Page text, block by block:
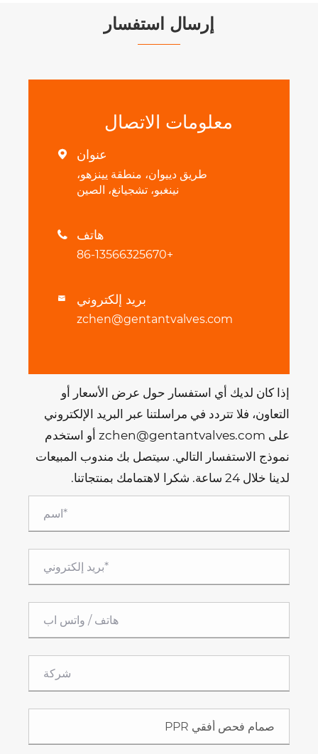
إرسال استفسار
معلومات الاتصال
 عنوان
طريق دييوان، منطقة يينزهو،
نينغبو، تشجيانغ، الصين
 هاتف
+86-13566325670
 بريد إلكتروني
zchen@gentantvalves.com
إذا كان لديك أي استفسار حول عرض الأسعار أو
التعاون، فلا تتردد في مراسلتنا عبر البريد الإلكتروني
على zchen@gentantvalves.com أو استخدم
نموذج الاستفسار التالي. سيتصل بك مندوب المبيعات
لدينا خلال 24 ساعة. شكرا لاهتمامك بمنتجاتنا.